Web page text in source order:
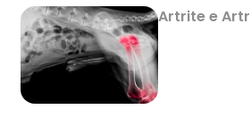
Artrite e